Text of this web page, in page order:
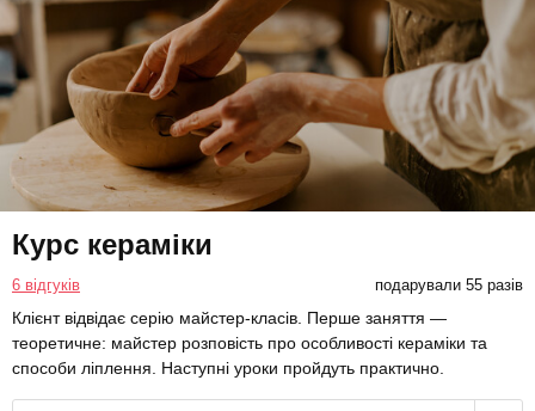
Курс кераміки
6 відгуків подарували 55 разів
Клієнт відвідає серію майстер-класів. Перше заняття —
теоретичне: майстер розповість про особливості кераміки та
способи ліплення. Наступні уроки пройдуть практично.